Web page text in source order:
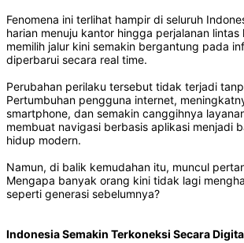
Fenomena ini terlihat hampir di seluruh
harian menuju kantor hingga perjalanan
memilih jalur kini semakin bergantung pada
diperbarui secara real time.
Perubahan perilaku tersebut tidak terjadi
Pertumbuhan pengguna internet,
smartphone, dan semakin canggihnya
membuat navigasi berbasis aplikasi menjadi
hidup modern.
Namun, di balik kemudahan itu, muncul
Mengapa banyak orang kini tidak lagi
seperti generasi sebelumnya?
Indonesia Semakin Terkoneksi Secara